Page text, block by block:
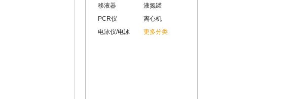
移液器
液氮罐
PCR仪
离心机
电泳仪/电泳
更多分类